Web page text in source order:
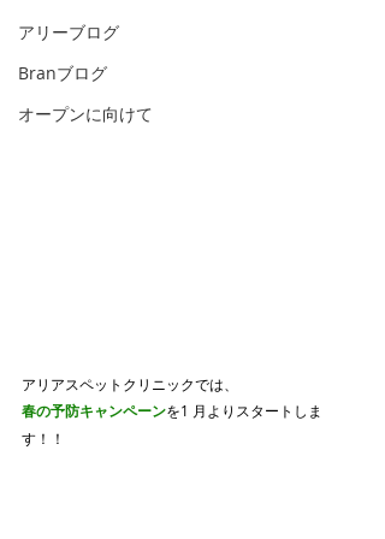
アリーブログ
Branブログ
オープンに向けて
アリアスペットクリニックでは、
春の予防キャンペーンを1 月よりスタートしま
す！！